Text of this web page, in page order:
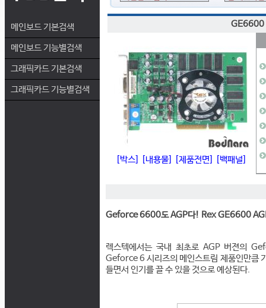
메인보드 기본검색
메인보드 기능별검색
그래픽카드 기본검색
그래픽카드 기능별검색
GE6600
[박스] [내용물] [제품전면] [백패널]
Geforce 6600도 AGP다! Rex GE6600
렉스텍에서는 국내 최초로 AGP 버젼의
Geforce 6 시리즈의 메인스트림 제품인만큼
들면서 인기를 끌 수 있을 것으로 예상된다.